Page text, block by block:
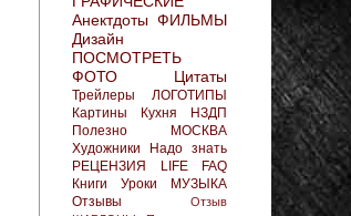
Анектдоты ФИЛЬМЫ
Дизайн
ПОСМОТРЕТЬ
ФОТО
Цитаты
Трейлеры
ЛОГОТИПЫ
Картины
Кухня
НЗДП
Полезно
МОСКВА
Художники
Надо знать
РЕЦЕНЗИЯ
LIFE FAQ
Книги
Уроки
МУЗЫКА
Отзывы
Отзыв